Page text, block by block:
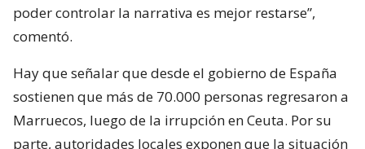
poder controlar la narrativa es mejor restarse”,
comentó.
Hay que señalar que desde el gobierno de España
sostienen que más de 70.000 personas regresaron a
Marruecos, luego de la irrupción en Ceuta. Por su
parte, autoridades locales exponen que la situación